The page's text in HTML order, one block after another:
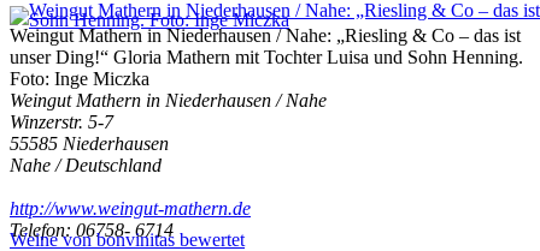
Weingut Mathern in Niederhausen / Nahe: „Riesling & Co – das ist
unser Ding!“ Gloria Mathern mit Tochter Luisa und Sohn Henning.
Foto: Inge Miczka
Weingut Mathern in Niederhausen / Nahe
Winzerstr. 5-7
55585 Niederhausen
Nahe / Deutschland
http://www.weingut-mathern.de
Telefon: 06758- 6714
Weine von bonvinitas bewertet